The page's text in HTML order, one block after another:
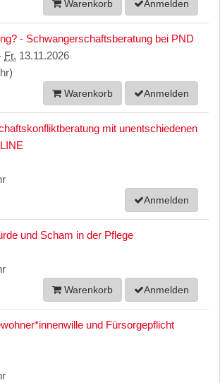
Warenkorb Anmelden
- Schwangerschaftsberatung bei PND
Fr. 13.11.2026
Warenkorb Anmelden
mit unentschiedenen
Anmelden
und Scham in der Pflege
Warenkorb Anmelden
und Fürsorgepflicht